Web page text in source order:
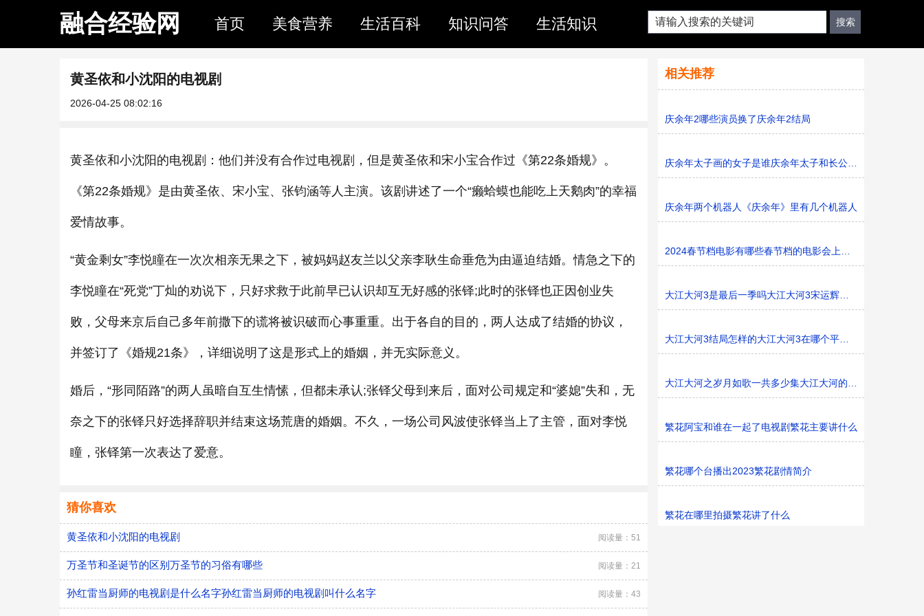
融合经验网 首页 美食营养 生活百科 知识问答 生活知识
黄圣依和小沈阳的电视剧
2026-04-25 08:02:16
黄圣依和小沈阳的电视剧：他们并没有合作过电视剧，但是黄圣依和宋小宝合作过《第22条婚规》。
《第22条婚规》是由黄圣依、宋小宝、张钧涵等人主演。该剧讲述了一个“癞蛤蟆也能吃上天鹅肉”的幸福
爱情故事。
“黄金剩女”李悦瞳在一次次相亲无果之下，被妈妈赵友兰以父亲李耿生命垂危为由逼迫结婚。情急之下的
李悦瞳在“死党”丁灿的劝说下，只好求救于此前早已认识却互无好感的张铎;此时的张铎也正因创业失
败，父母来京后自己多年前撒下的谎将被识破而心事重重。出于各自的目的，两人达成了结婚的协议，
并签订了《婚规21条》，详细说明了这是形式上的婚姻，并无实际意义。
婚后，“形同陌路”的两人虽暗自互生情愫，但都未承认;张铎父母到来后，面对公司规定和“婆媳”失和，无
奈之下的张铎只好选择辞职并结束这场荒唐的婚姻。不久，一场公司风波使张铎当上了主管，面对李悦
瞳，张铎第一次表达了爱意。
猜你喜欢
黄圣依和小沈阳的电视剧 阅读量：51
万圣节和圣诞节的区别万圣节的习俗有哪些 阅读量：21
孙红雷当厨师的电视剧是什么名字孙红雷当厨师的电视剧叫什么名字 阅读量：43
相关推荐
庆余年2哪些演员换了庆余年2结局
庆余年太子画的女子是谁庆余年太子和长公主是什么关系
庆余年两个机器人《庆余年》里有几个机器人
2024春节档电影有哪些春节档的电影会上映多久
大江大河3是最后一季吗大江大河3宋运辉和梁思申结婚了吗
大江大河3结局怎样的大江大河3在哪个平台播
大江大河之岁月如歌一共多少集大江大河的东海是哪里
繁花阿宝和谁在一起了电视剧繁花主要讲什么
繁花哪个台播出2023繁花剧情简介
繁花在哪里拍摄繁花讲了什么